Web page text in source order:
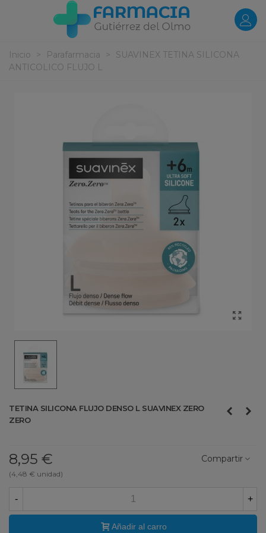
Inicio > Parafarmacia >
SUAVINEX TETINA SILICONA
ANTICOLICO FLUJO L
TETINA SILICONA FLUJO DENSO L SUAVINEX ZERO
ZERO
8,95 €
(4,48 € unidad)
Compartir
- +
Añadir al carro